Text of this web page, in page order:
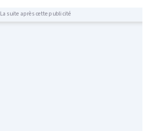
La suite après cette publicité